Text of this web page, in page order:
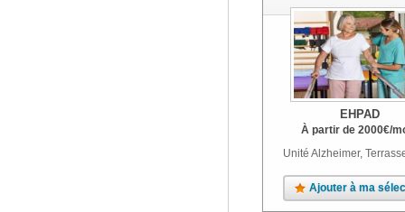
EHPAD
À partir de 2000€/
Unité Alzheimer,
Ajouter à ma